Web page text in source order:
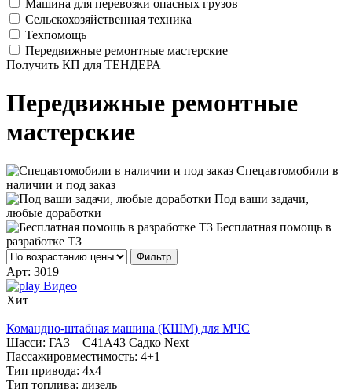
Машина для перевозки опасных грузов
Сельскохозяйственная техника
Техпомощь
Передвижные ремонтные мастерские
Получить КП для ТЕНДЕРА
Передвижные ремонтные
мастерские
Спецавтомобили в
наличии и под заказ
Под ваши задачи,
любые доработки
Бесплатная помощь в
разработке ТЗ
Фильтр
Арт: 3019
Видео
Хит
Командно-штабная машина (КШМ) для МЧС
Шасси: ГАЗ – С41А43 Садко Next
Пассажировместимость: 4+1
Тип привода: 4х4
Тип топлива: дизель